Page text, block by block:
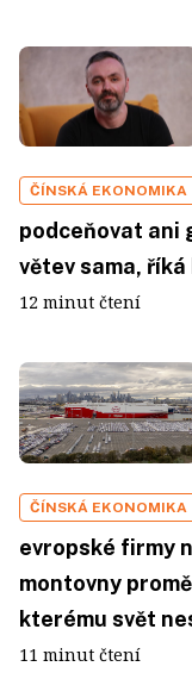
ČÍNSKÁ EKONOMIKA
podceňovat ani
větev sama,
12 minut čtení
ČÍNSKÁ EKONOMIKA
evropské firmy
montovny
kterému svět
11 minut čtení